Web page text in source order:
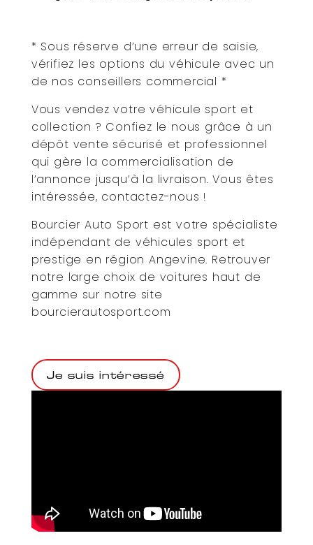
* Sous réserve d’une erreur de saisie,
vérifiez les options du véhicule avec un
de nos conseillers commercial *
Vous vendez votre véhicule sport et
collection ? Confiez le nous grâce à un
dépôt vente sécurisé et professionnel
qui gère la commercialisation de
l’annonce jusqu’à la livraison. Vous êtes
intéressée, contactez-nous !
Bourcier Auto Sport est votre spécialiste
indépendant de véhicules sport et
prestige en région Angevine. Retrouver
notre large choix de voitures haut de
gamme sur notre site
bourcierautosport.com
Je suis intéressé